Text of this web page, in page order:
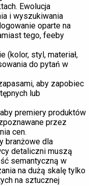
Ewolucja
i wyszukiwania
oparte na
tego, feeby
(kolor, styl, materiał,
do pytań w
aby zapobiec
lub
premiery produktów
przez
cen.
branżowe dla
detaliczni muszą
semantyczną w
na dużą skalę tylko
na sztucznej